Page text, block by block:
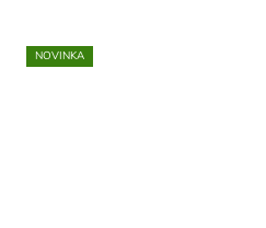
NOVINKA